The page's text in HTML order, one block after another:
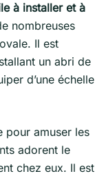
à installer et à
nombreuses
Il est
un abri de
d’une échelle
pour amuser les
adorent le
chez eux. Il est